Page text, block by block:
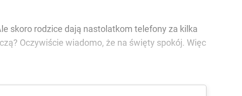
skoro rodzice dają nastolatkom telefony za kilka
Oczywiście wiadomo, że na święty spokój. Więc